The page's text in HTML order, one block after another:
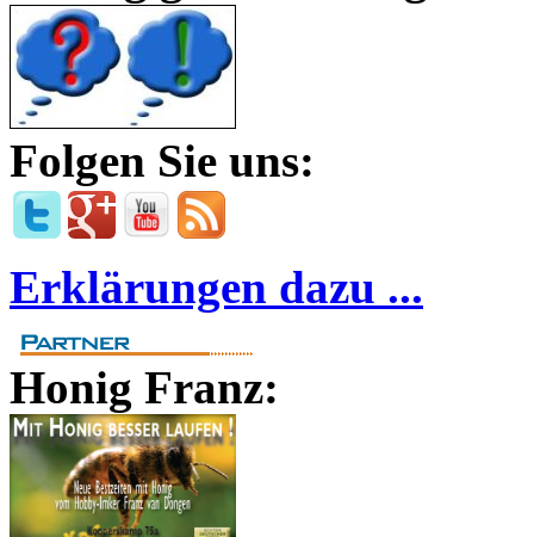
Folgen Sie uns:
Erklärungen dazu ...
Honig Franz: